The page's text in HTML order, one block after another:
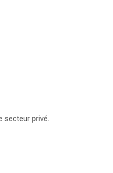
secteur privé.